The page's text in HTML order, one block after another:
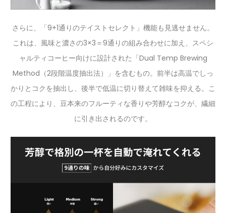
さらに、「9+1通りのテイストセレクト」機能も見逃せません。
これは、風味と濃さの3×3＝9通りの組み合わせに加え、スペシ
ャルティコーヒー向けに設計された「Dual Temp Brewing
Method（2段階温度抽出法）」を含むもの。前半は高温でしっ
かりとコクを抽出し、後半で低温に切り替えて雑味を抑える。こ
の工程により、豆本来のフルーティな香りや芳醇なコクが、繊細
に引き出されるのです。